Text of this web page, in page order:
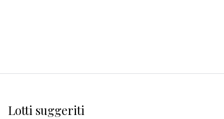
Lotti suggeriti